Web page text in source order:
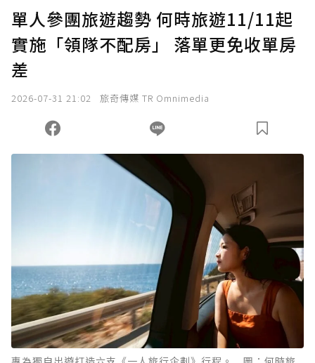
確認送出
您當前剩餘 U 利點數：0點；前往 購買點數
單人參團旅遊趨勢 何時旅遊11/11起
實施「領隊不配房」 落單更免收單房
差
2026-07-31 21:02 旅奇傳媒 TR Omnimedia